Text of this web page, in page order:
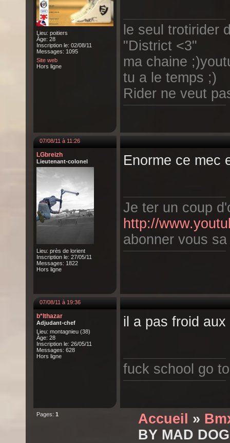
Lieu: poitiers
Âge: 28
Inscription le: 02/08/11
Messages: 1095
Site web
Hors ligne
le seul trotirider
"District <3"
ma chaine
tu a le temps ;)
Rider ne veut
07/08/11 à 11:26
LGbreizh
Lieutenant-colonel
Lieu: près de lorient
Inscription le: 27/05/11
Messages: 1822
Hors ligne
Enorme ce mec
Je ter un coup
http://
abonner vous
07/08/11 à 19:36
b*lthazar
Adjudant-chef
Lieu: montagnieu (38)
Âge: 28
Inscription le: 26/05/11
Messages: 628
Hors ligne
il a pas froid aux
fuck school go
Pages: 1 Accueil »
BY MAD